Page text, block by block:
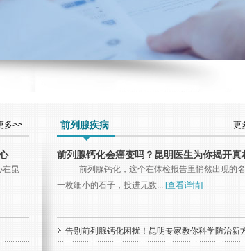
多>>
昆
更
前列腺疾病
前列腺钙化会癌变吗？昆明医生为你揭开真
前列腺钙化，这个在体检报告里悄然出现的
一枚细小的石子，投进无数... [查看详情]
告别前列腺钙化困扰！昆明专家教你科学防治新